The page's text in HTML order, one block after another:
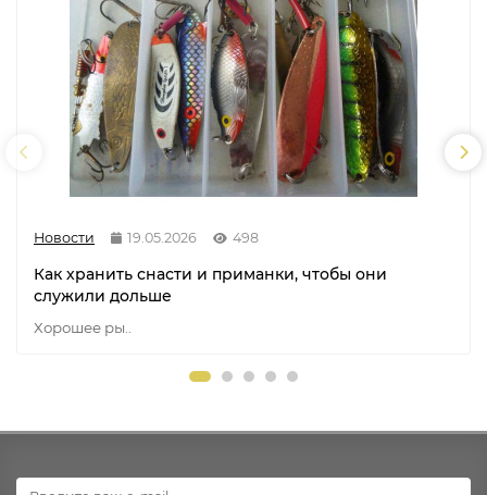
Новости 19.05.2026 498
Как хранить снасти и приманки, чтобы они
служили дольше
Хорошее ры..